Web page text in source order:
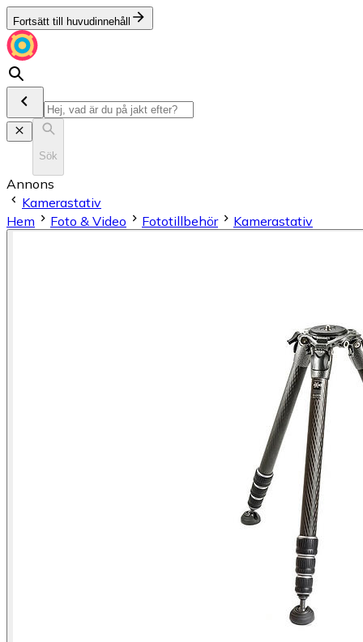
Fortsätt till huvudinnehåll
Sök
Annons
Kamerastativ
Hem
Foto & Video Fototillbehör Kamerastativ